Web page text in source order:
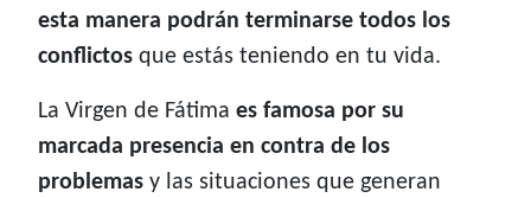
esta manera podrán terminarse todos los
conflictos que estás teniendo en tu vida.
La Virgen de Fátima es famosa por su
marcada presencia en contra de los
problemas y las situaciones que generan